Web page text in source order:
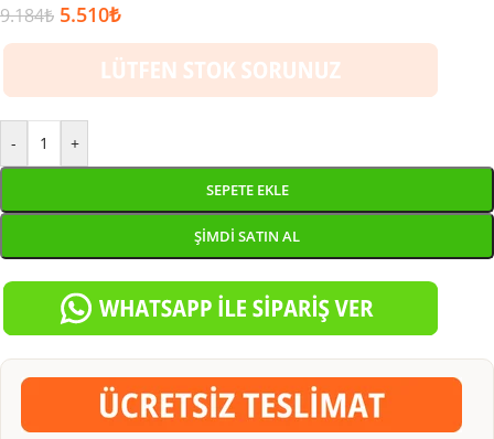
9.184₺ 5.510₺
- +
SEPETE EKLE
ŞIMDI SATIN AL